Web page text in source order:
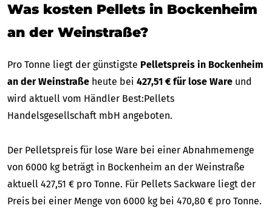
Was kosten Pellets in Bockenheim
an der Weinstraße?
Pro Tonne liegt der günstigste Pelletspreis in Bockenheim
an der Weinstraße heute bei 427,51 € für lose Ware und
wird aktuell vom Händler Best:Pellets
Handelsgesellschaft mbH angeboten.
Der Pelletspreis für lose Ware bei einer Abnahmemenge
von 6000 kg beträgt in Bockenheim an der Weinstraße
aktuell 427,51 € pro Tonne. Für Pellets Sackware liegt der
Preis bei einer Menge von 6000 kg bei 470,80 € pro Tonne.